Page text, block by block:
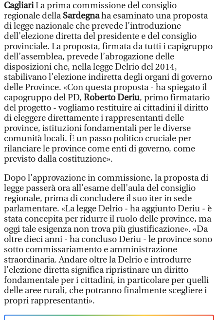
CagliariLa prima commissione del consiglio
regionale dellaSardegnaha esaminato una proposta
di legge nazionale che prevede l’introduzione
dell’elezione diretta del presidente e del consiglio
provinciale. La proposta, firmata da tutti i capigruppo
dell’assemblea, prevede l’abrogazione delle
disposizioni che, nella legge Delrio del 2014,
stabilivano l’elezione indiretta degli organi di governo
delle Province. «Con questa proposta - ha spiegato il
capogruppo del PD, Roberto Deriu, primo firmatario
del progetto - vogliamo restituire ai cittadini il diritto
di eleggere direttamente i rappresentanti delle
province, istituzioni fondamentali per le diverse
comunità locali. È un passo politico cruciale per
rilanciare le province come enti di governo, come
previsto dalla costituzione».
Dopo l’approvazione in commissione, la proposta di
legge passerà ora all’esame dell’aula del consiglio
regionale, prima di concludere il suo iter in sede
parlamentare. «La legge Delrio - ha aggiunto Deriu - è
stata concepita per ridurre il ruolo delle province, ma
oggi tale esigenza non trova più giustificazione». «Da
oltre dieci anni - ha concluso Deriu - le province sono
sotto commissariamento e amministrazione
straordinaria. Andare oltre la Delrio e introdurre
l’elezione diretta significa ripristinare un diritto
fondamentale per i cittadini, in particolare per quelli
delle aree rurali, che potranno finalmente scegliere i
propri rappresentanti».